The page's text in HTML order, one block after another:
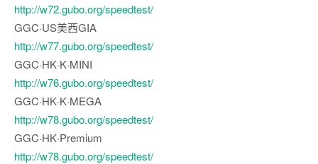
http://w72.gubo.org/speedtest/
GGC·US美西GIA
http://w77.gubo.org/speedtest/
GGC·HK·K·MINI
http://w76.gubo.org/speedtest/
GGC·HK·K·MEGA
http://w78.gubo.org/speedtest/
GGC·HK·Premium
http://w78.gubo.org/speedtest/